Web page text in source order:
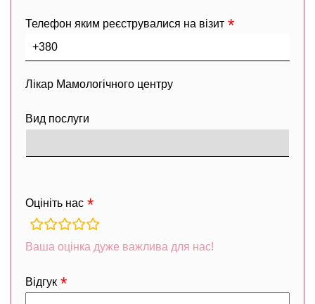
Телефон яким реєструвалися на візит
Лікар Мамологічного центру
Вид послуги
Оцініть нас
rating
fields
Ваша оцінка дуже важлива для нас!
Відгук